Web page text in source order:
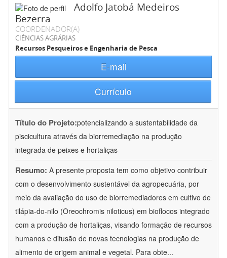
Adolfo Jatobá Medeiros
Bezerra
COORDENADOR(A)
CIÊNCIAS AGRÁRIAS
Recursos Pesqueiros e Engenharia de Pesca
E-mail
Currículo
Título do Projeto:potencializando a sustentabilidade da
piscicultura através da biorremediação na produção
integrada de peixes e hortaliças
Resumo: A presente proposta tem como objetivo contribuir
com o desenvolvimento sustentável da agropecuária, por
meio da avaliação do uso de biorremediadores em cultivo de
tilápia-do-nilo (Oreochromis niloticus) em bioflocos integrado
com a produção de hortaliças, visando formação de recursos
humanos e difusão de novas tecnologias na produção de
alimento de origem animal e vegetal. Para obte...